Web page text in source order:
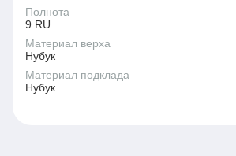
Полнота
9 RU
Материал верха
Нубук
Материал подклада
Нубук